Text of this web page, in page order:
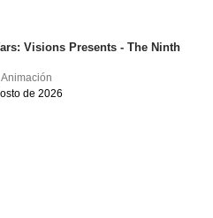
Visions Presents - The Ninth
Animación
de 2026